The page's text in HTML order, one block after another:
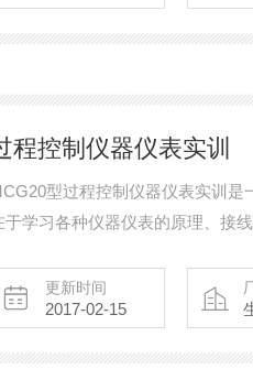
程控制仪器仪表实训
型过程控制仪器仪表实训
于学习各种仪器仪表的原理、接
更新时间
2017-02-15